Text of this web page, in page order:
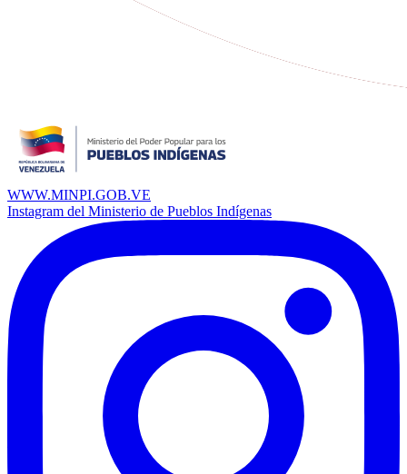
WWW.MINPI.GOB.VE
Instagram del Ministerio de Pueblos Indígenas